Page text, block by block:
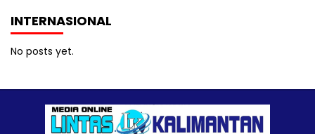
INTERNASIONAL
No posts yet.